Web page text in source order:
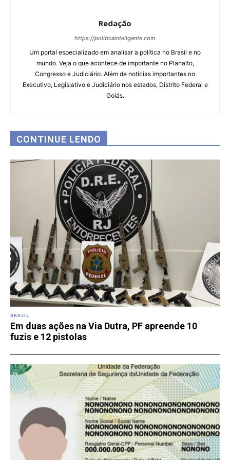
Redação
https://politicainteligente.com
Um portal especializado em analisar a política no Brasil e no
mundo. Veja o que acontece de importante no Planalto,
Congresso e Judiciário. Além de notícias importantes no
Executivo, Legislativo e Judiciário nos estados, Distrito Federal e
Goiás.
CONTINUE LENDO
BRASIL
Em duas ações na Via Dutra, PF apreende 10
fuzis e 12 pistolas